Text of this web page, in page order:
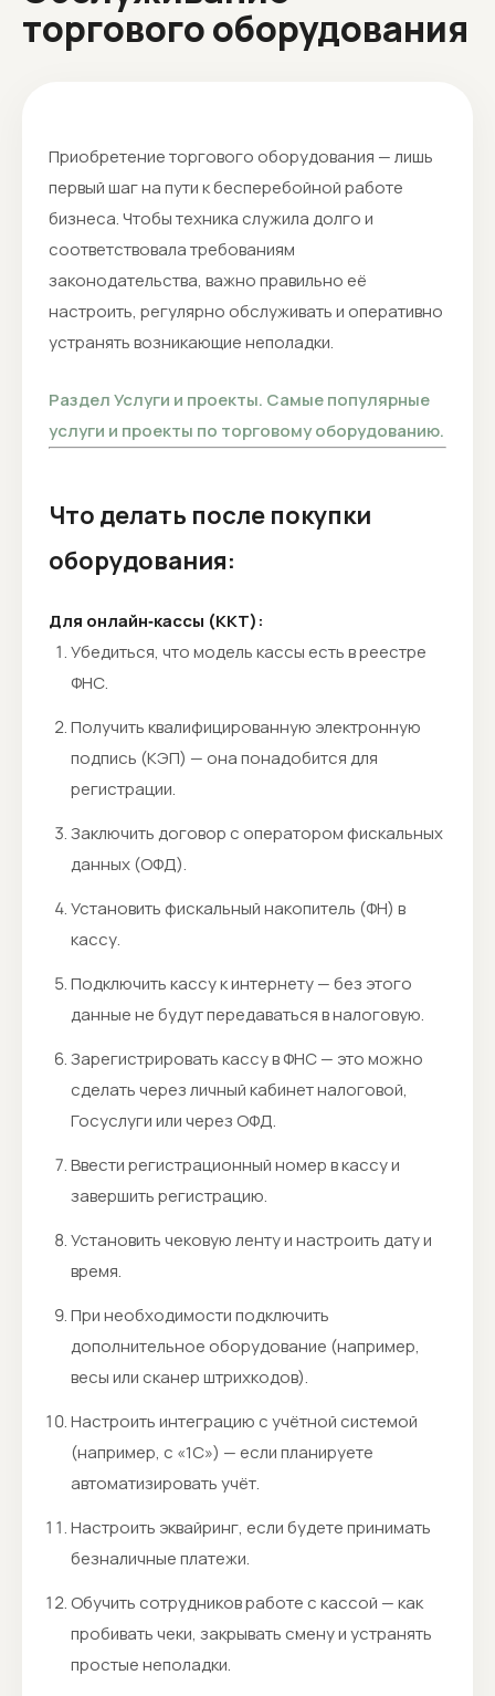
торгового оборудования
Приобретение торгового оборудования — лишь
первый шаг на пути к бесперебойной работе
бизнеса. Чтобы техника служила долго и
соответствовала требованиям
законодательства, важно правильно её
настроить, регулярно обслуживать и оперативно
устранять возникающие неполадки.
Раздел Услуги и проекты. Самые популярные
услуги и проекты по торговому оборудованию.
Что делать после покупки
оборудования:
Для онлайн‑кассы (ККТ):
Убедиться, что модель кассы есть в реестре
ФНС.
Получить квалифицированную электронную
подпись (КЭП) — она понадобится для
регистрации.
Заключить договор с оператором фискальных
данных (ОФД).
Установить фискальный накопитель (ФН) в
кассу.
Подключить кассу к интернету — без этого
данные не будут передаваться в налоговую.
Зарегистрировать кассу в ФНС — это можно
сделать через личный кабинет налоговой,
Госуслуги или через ОФД.
Ввести регистрационный номер в кассу и
завершить регистрацию.
Установить чековую ленту и настроить дату и
время.
При необходимости подключить
дополнительное оборудование (например,
весы или сканер штрихкодов).
Настроить интеграцию с учётной системой
(например, с «1С») — если планируете
автоматизировать учёт.
Настроить эквайринг, если будете принимать
безналичные платежи.
Обучить сотрудников работе с кассой — как
пробивать чеки, закрывать смену и устранять
простые неполадки.